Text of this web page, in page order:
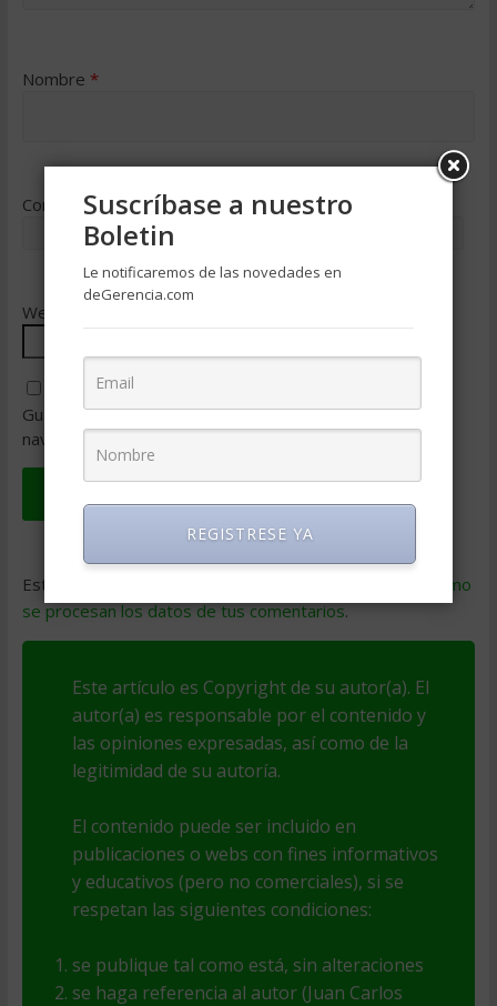
Nombre *
Correo electrónico*
Web
Guarda mi nombre, correo electrónico y web en este
navegador para la próxima vez que comente.
Este sitio usa Akismet para reducir el spam.
Aprende cómo
se procesan los datos de tus comentarios.
Este artículo es Copyright de su autor(a). El
autor(a) es responsable por el contenido y
las opiniones expresadas, así como de la
legitimidad de su autoría.
El contenido puede ser incluido en
publicaciones o webs con fines informativos
y educativos (pero no comerciales), si se
respetan las siguientes condiciones:
se publique tal como está, sin alteraciones
se haga referencia al autor (Juan Carlos
Suscríbase a nuestro
Boletin
Le notificaremos de las novedades en
deGerencia.com
REGISTRESE YA